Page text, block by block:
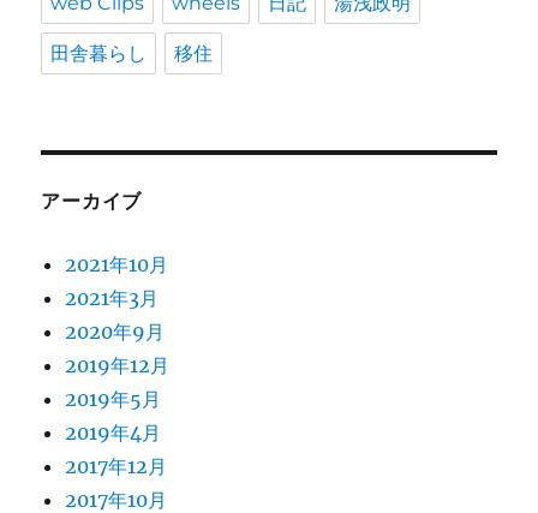
田舎暮らし 移住
アーカイブ
2021年10月
2021年3月
2020年9月
2019年12月
2019年5月
2019年4月
2017年12月
2017年10月